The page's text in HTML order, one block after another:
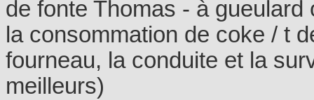
de fonte Thomas - à
la consommation de coke / t
fourneau, la conduite et la
meilleurs)